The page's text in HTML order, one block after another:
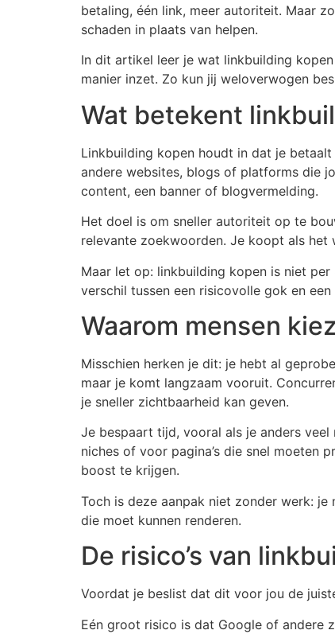
betaling, één link, meer autoriteit. Maar
schaden in plaats van helpen.
In dit artikel leer je wat linkbuilding
manier inzet. Zo kun jij weloverwogen
Wat betekent
Linkbuilding kopen houdt in dat je
andere websites, blogs of platforms die
content, een banner of blogvermelding.
Het doel is om sneller autoriteit op te
relevante zoekwoorden. Je koopt als het
Maar let op: linkbuilding kopen is niet
verschil tussen een risicovolle gok en
Waarom mensen
Misschien herken je dit: je hebt al
maar je komt langzaam vooruit.
je sneller zichtbaarheid kan geven.
Je bespaart tijd, vooral als je anders
niches of voor pagina’s die snel moeten
boost te krijgen.
Toch is deze aanpak niet zonder werk:
die moet kunnen renderen.
De risico’s van
Voordat je beslist dat dit voor jou de
Eén groot risico is dat Google of andere